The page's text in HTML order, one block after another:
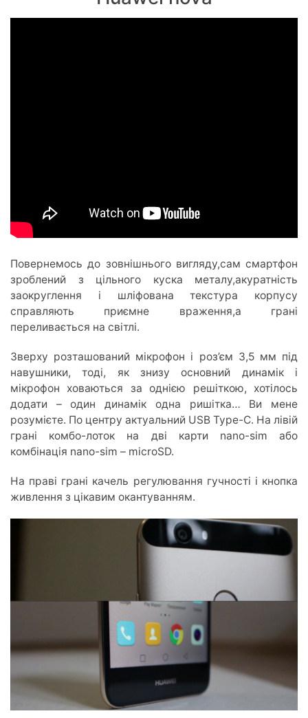
Повернемось до зовнішнього вигляду,сам смартфон
зроблений з цільного куска металу,акуратність
заокруглення і шліфована текстура корпусу
справляють приємне враження,а грані
переливається на світлі.
Зверху розташований мікрофон і роз’єм 3,5 мм під
навушники, тоді, як знизу основний динамік і
мікрофон ховаються за однією решіткою, хотілось
додати – один динамік одна ришітка… Ви мене
розумієте. По центру актуальний USB Type-C. На лівій
грані комбо-лоток на дві карти nano-sim або
комбінація nano-sim – microSD.
На праві грані качель регулювання гучності і кнопка
живлення з цікавим окантуванням.